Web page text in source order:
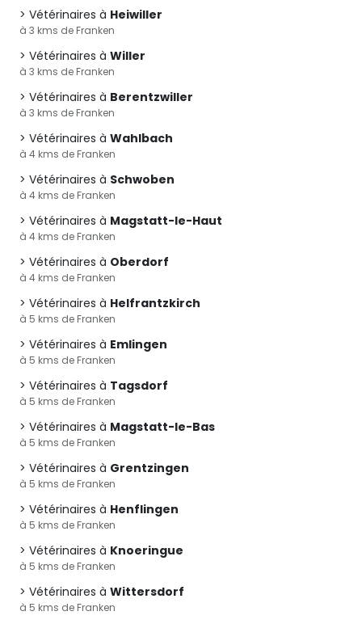
Vétérinaires à Heiwiller
à 3 kms de Franken
Vétérinaires à Willer
à 3 kms de Franken
Vétérinaires à Berentzwiller
à 3 kms de Franken
Vétérinaires à Wahlbach
à 4 kms de Franken
Vétérinaires à Schwoben
à 4 kms de Franken
Vétérinaires à Magstatt-le-Haut
à 4 kms de Franken
Vétérinaires à Oberdorf
à 4 kms de Franken
Vétérinaires à Helfrantzkirch
à 5 kms de Franken
Vétérinaires à Emlingen
à 5 kms de Franken
Vétérinaires à Tagsdorf
à 5 kms de Franken
Vétérinaires à Magstatt-le-Bas
à 5 kms de Franken
Vétérinaires à Grentzingen
à 5 kms de Franken
Vétérinaires à Henflingen
à 5 kms de Franken
Vétérinaires à Knoeringue
à 5 kms de Franken
Vétérinaires à Wittersdorf
à 5 kms de Franken